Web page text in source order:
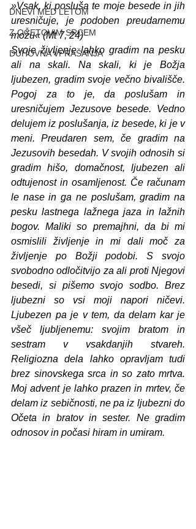
DNEVI MED LETOM
Z OČETOVIM SRCEM
DUHOVNA VPRAŠANJA
»Vsak, ki posluša te moje besede in jih
uresničuje, je podoben preudarnemu
možu« (Mt 7, 24)
Svoje življenje lahko gradim na pesku
ali na skali. Na skali, ki je Božja
ljubezen, gradim svoje večno bivališče.
Pogoj za to je, da poslušam in
uresničujem Jezusove besede. Vedno
delujem iz poslušanja, iz besede, ki je v
meni. Preudaren sem, če gradim na
Jezusovih besedah. V svojih odnosih si
gradim hišo, domačnost, ljubezen ali
odtujenost in osamljenost. Če računam
le nase in ga ne poslušam, gradim na
pesku lastnega lažnega jaza in lažnih
bogov. Maliki so premajhni, da bi mi
osmislili življenje in mi dali moč za
življenje po Božji podobi. S svojo
svobodno odločitvijo za ali proti Njegovi
besedi, si pišemo svojo sodbo. Brez
ljubezni so vsi moji napori ničevi.
Ljubezen pa je v tem, da delam kar je
všeč ljubljenemu: svojim bratom in
sestram v vsakdanjih stvareh.
Religiozna dela lahko opravljam tudi
brez sinovskega srca in so zato mrtva.
Moj advent je lahko prazen in mrtev, če
delam iz sebičnosti, ne pa iz ljubezni do
Očeta in bratov in sester. Ne gradim
odnosov in počasi hiram in umiram.